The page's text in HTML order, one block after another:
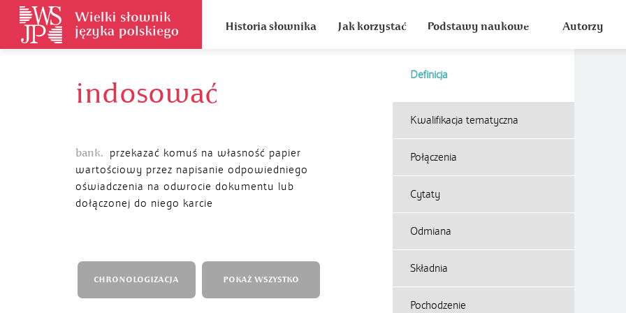
Historia słownika Jak korzystać Podstawy naukowe Autorzy
indosować
Definicja
bank.
przekazać komuś na własność papier
wartościowy przez napisanie odpowiedniego
oświadczenia na odwrocie dokumentu lub
dołączonej do niego karcie
Kwalifikacja tematyczna
Połączenia
Cytaty
Odmiana
Składnia
Pochodzenie
CHRONOLOGIZACJA POKAŻ WSZYSTKO